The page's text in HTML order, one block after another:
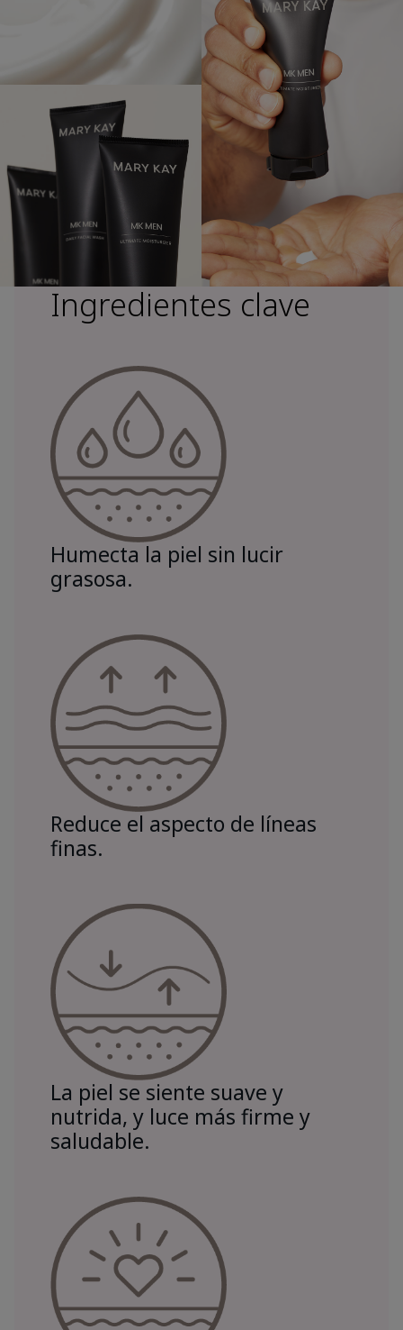
Ingredientes clave
Humecta la piel sin lucir
grasosa.
Reduce el aspecto de líneas
finas.
La piel se siente suave y
nutrida, y luce más firme y
saludable.